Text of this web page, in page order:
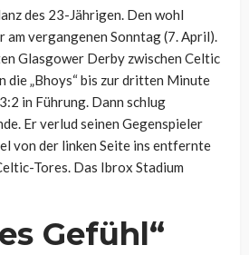
des 23-Jährigen. Den wohl
vergangenen Sonntag (7. April).
Glasgower Derby zwischen Celtic
die „Bhoys“ bis zur dritten Minute
in Führung. Dann schlug
Er verlud seinen Gegenspieler
von der linken Seite ins entfernte
Tores. Das Ibrox Stadium
Gefühl“